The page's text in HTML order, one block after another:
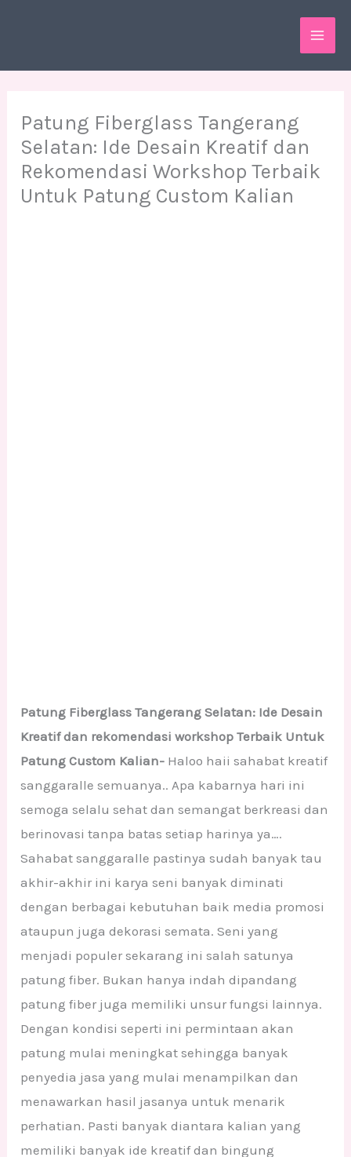
Patung Fiberglass Tangerang
Selatan: Ide Desain Kreatif dan
Rekomendasi Workshop Terbaik
Untuk Patung Custom Kalian
Patung Fiberglass Tangerang Selatan: Ide Desain
Kreatif dan rekomendasi workshop Terbaik Untuk
Patung Custom Kalian- Haloo haii sahabat kreatif
sanggaralle semuanya.. Apa kabarnya hari ini
semoga selalu sehat dan semangat berkreasi dan
berinovasi tanpa batas setiap harinya ya….
Sahabat sanggaralle pastinya sudah banyak tau
akhir-akhir ini karya seni banyak diminati
dengan berbagai kebutuhan baik media promosi
ataupun juga dekorasi semata. Seni yang
menjadi populer sekarang ini salah satunya
patung fiber. Bukan hanya indah dipandang
patung fiber juga memiliki unsur fungsi lainnya.
Dengan kondisi seperti ini permintaan akan
patung mulai meningkat sehingga banyak
penyedia jasa yang mulai menampilkan dan
menawarkan hasil jasanya untuk menarik
perhatian. Pasti banyak diantara kalian yang
memiliki banyak ide kreatif dan bingung